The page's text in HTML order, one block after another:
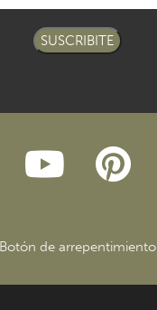
SUSCRIBITE
Botón de arrepentimiento